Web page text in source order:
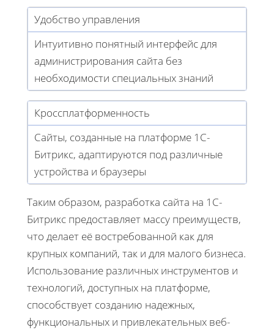
Удобство управления
Интуитивно понятный интерфейс для
администрирования сайта без
необходимости специальных знаний
Кроссплатформенность
Сайты, созданные на платформе 1С-
Битрикс, адаптируются под различные
устройства и браузеры
Таким образом, разработка сайта на 1С-
Битрикс предоставляет массу преимуществ,
что делает её востребованной как для
крупных компаний, так и для малого бизнеса.
Использование различных инструментов и
технологий, доступных на платформе,
способствует созданию надежных,
функциональных и привлекательных веб-